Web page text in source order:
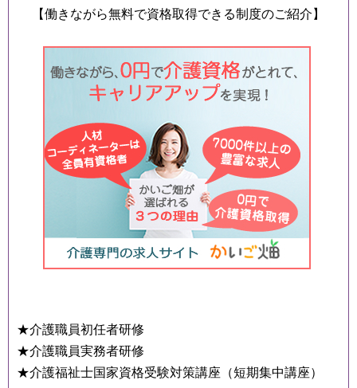
【働きながら無料で資格取得できる制度のご紹介】
★介護職員初任者研修
★介護職員実務者研修
★介護福祉士国家資格受験対策講座（短期集中講座）